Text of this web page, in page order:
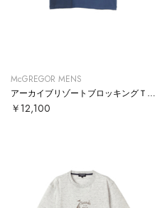
McGREGOR MENS
￥12,100